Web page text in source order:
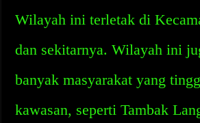
Wilayah ini terletak di
dan sekitarnya. Wilayah ini
banyak masyarakat yang
kawasan, seperti Tambak